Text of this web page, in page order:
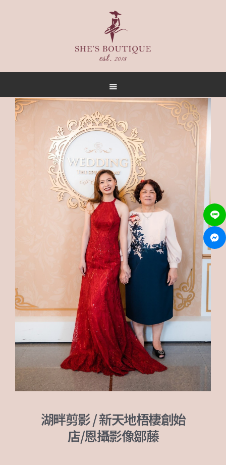
首頁
關於
女人誌
禮服出租
禮服作品
店內空間
客戶推薦
聯名合作
預約方式
湖畔剪影 / 新天地梧棲創始
店/恩攝影像鄒藤